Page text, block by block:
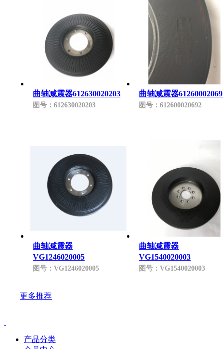
曲轴减震器612630020203
图号： 612630020203
曲轴减震器
图号：612600020692
曲轴减震器
VG1246020005
图号： VG1246020005
曲轴减震器
VG1540020003
图号：VG1540020003
更多推荐
产品分类